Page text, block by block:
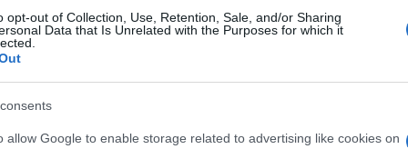
opt-out of Collection, Use, Retention, Sale, and/or Sharing
Data that Is Unrelated with the Purposes for which it
allow Google to enable storage related to advertising like cookies on
παράλειψη του να ζητήσει εγκαίρως
Αεροπορίας Στρατού που ήταν
ώστε να συνδράμουν. «Ήταν σφάλμα
ο εισαγγελικός λειτουργός για τον κ.
Πυροσβεστικής Βασίλη Ματθαιόπουλο